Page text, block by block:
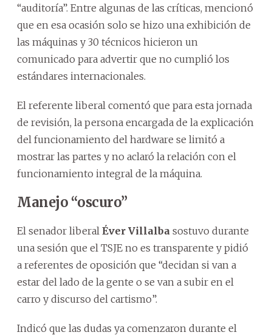
“auditoría”. Entre algunas de las críticas, mencionó
que en esa ocasión solo se hizo una exhibición de
las máquinas y 30 técnicos hicieron un
comunicado para advertir que no cumplió los
estándares internacionales.
El referente liberal comentó que para esta jornada
de revisión, la persona encargada de la explicación
del funcionamiento del hardware se limitó a
mostrar las partes y no aclaró la relación con el
funcionamiento integral de la máquina.
Manejo “oscuro”
El senador liberal Éver Villalba sostuvo durante
una sesión que el TSJE no es transparente y pidió
a referentes de oposición que “decidan si van a
estar del lado de la gente o se van a subir en el
carro y discurso del cartismo”.
Indicó que las dudas ya comenzaron durante el